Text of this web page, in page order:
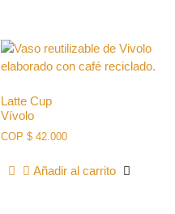
Latte Cup
Vívolo
COP $42.000
Añadir al carrito